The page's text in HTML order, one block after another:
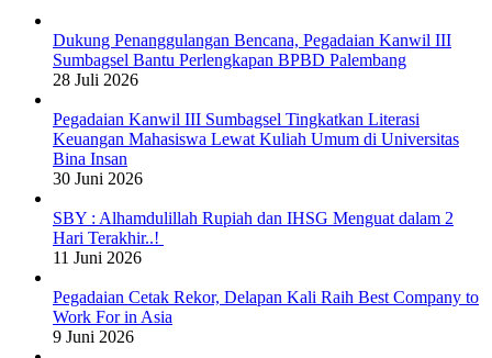
Dukung Penanggulangan Bencana, Pegadaian Kanwil III
Sumbagsel Bantu Perlengkapan BPBD Palembang
28 Juli 2026
Pegadaian Kanwil III Sumbagsel Tingkatkan Literasi
Keuangan Mahasiswa Lewat Kuliah Umum di Universitas
Bina Insan
30 Juni 2026
SBY : Alhamdulillah Rupiah dan IHSG Menguat dalam 2
Hari Terakhir..!
11 Juni 2026
Pegadaian Cetak Rekor, Delapan Kali Raih Best Company to
Work For in Asia
9 Juni 2026